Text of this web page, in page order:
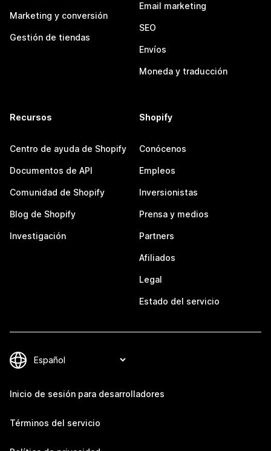
Marketing y conversión
Gestión de tiendas
Email marketing
SEO
Envíos
Moneda y traducción
Recursos
Centro de ayuda de Shopify
Documentos de API
Comunidad de Shopify
Blog de Shopify
Investigación
Shopify
Conócenos
Empleos
Inversionistas
Prensa y medios
Partners
Afiliados
Legal
Estado del servicio
Inicio de sesión para desarrolladores
Términos del servicio